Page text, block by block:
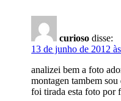
curioso disse:
13 de junho de 2012
analizei bem a foto
montagen tambem
foi tirada esta foto por